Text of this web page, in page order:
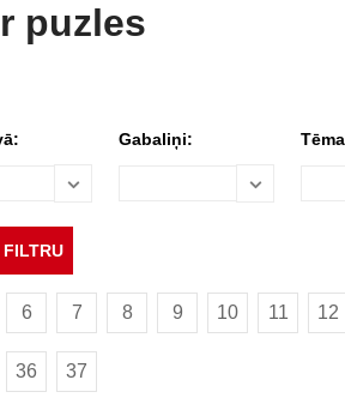
puzles
Gabaliņi:
6 7 8 9 10 11 12
36 37